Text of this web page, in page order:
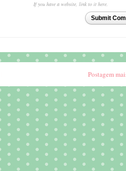
If you have a website, link to it here.
Submit
Postagem